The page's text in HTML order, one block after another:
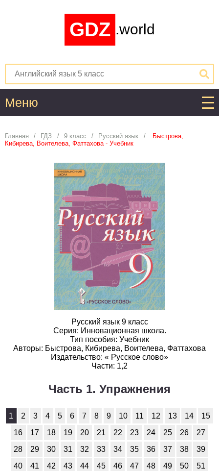
GDZ .world
Меню
1
2 3 4 5 6 7
Английский язык
4 5 6 7 8 9
Астрономия
6 7 8 9
Белорусский язык
4 5 7 8 9
Биология
4 5 6 7 8 9
География
1
2 3 4 5 6 7 8 9 10
11
4 5 6 7 8 9
Информатика
1
2 3 4 5 6 7 8 10
11
Главная ГДЗ 9 класс Русский язык
Быстрова,
Кибирева, Воителева, Фаттахова - Учебник
Русский язык 9 класс
Серия: Инновационная школа.
Тип пособия: Учебник
Авторы: Быстрова, Кибирева, Воителева, Фаттахова
Издательство: « Русское слово»
Части: 1,2
Часть 1. Упражнения
1 2 3 4 5 6 7 8 9 10 11 12 13 14
15
16
17 18 19 20 21 22 23 24 25 26
27
28
29 30 31 32 33 34 35 36 37 38
39
40
41 42 43 44 45 46 47 48 49 50
51